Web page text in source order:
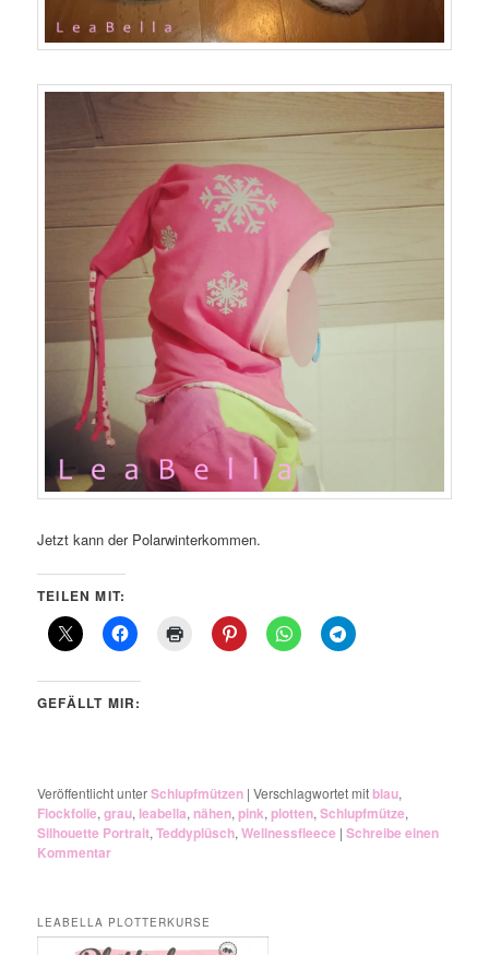
Jetzt kann der Polarwinterkommen.
TEILEN MIT:
GEFÄLLT MIR:
Veröffentlicht unterSchlupfmützen |Verschlagwortet mitblau,
Flockfolie,grau, leabella, nähen,pink,plotten,Schlupfmütze,
Silhouette Portrait,Teddyplüsch,Wellnessfleece |Schreibe einen
Kommentar
LEABELLA PLOTTERKURSE